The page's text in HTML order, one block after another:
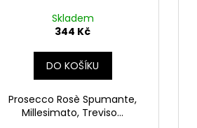
Skladem
344 Kč
DO KOŠÍKU
Prosecco Rosè Spumante,
Millesimato, Treviso...